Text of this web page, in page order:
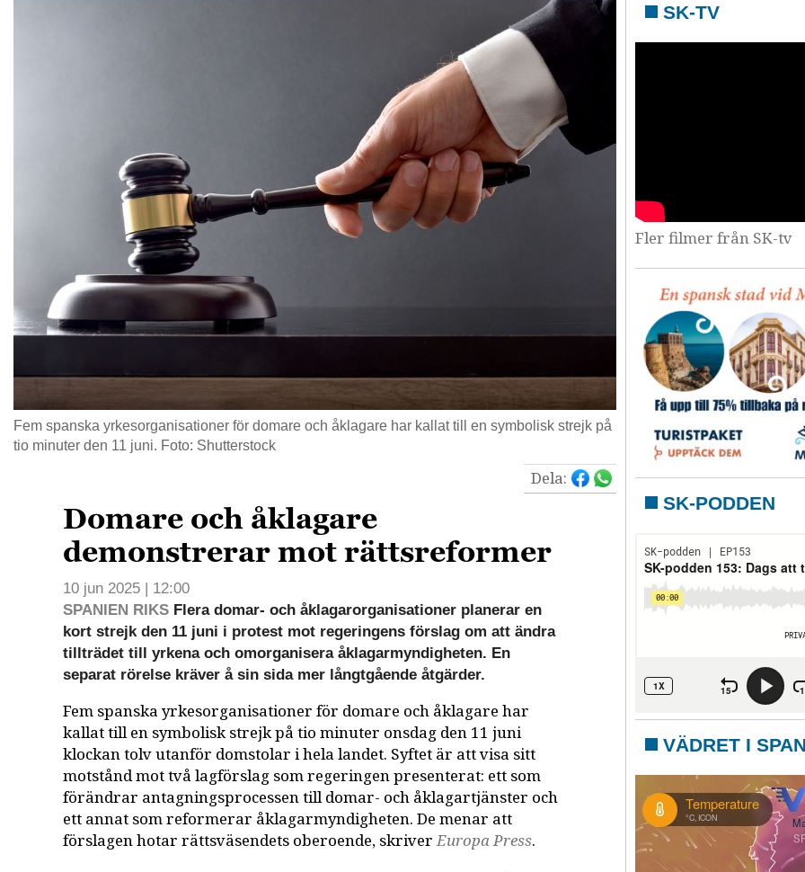
Fem spanska yrkesorganisationer för domare och åklagare har kallat till en symbolisk strejk på
tio minuter den 11 juni. Foto: Shutterstock
Dela:
Domare och åklagare
demonstrerar mot rättsreformer
10 jun 2025 | 12:00
SPANIEN RIKS Flera domar- och åklagarorganisationer planerar en
kort strejk den 11 juni i protest mot regeringens förslag om att ändra
tillträdet till yrkena och omorganisera åklagarmyndigheten. En
separat rörelse kräver å sin sida mer långtgående åtgärder.
Fem spanska yrkesorganisationer för domare och åklagare har
kallat till en symbolisk strejk på tio minuter onsdag den 11 juni
klockan tolv utanför domstolar i hela landet. Syftet är att visa sitt
motstånd mot två lagförslag som regeringen presenterat: ett som
förändrar antagningsprocessen till domar- och åklagartjänster och
ett annat som reformerar åklagarmyndigheten. De menar att
förslagen hotar rättsväsendets oberoende, skriverEuropa Press.
SK-TV
Fler filmer från SK-tv
SK-PODDEN
VÄDRET I